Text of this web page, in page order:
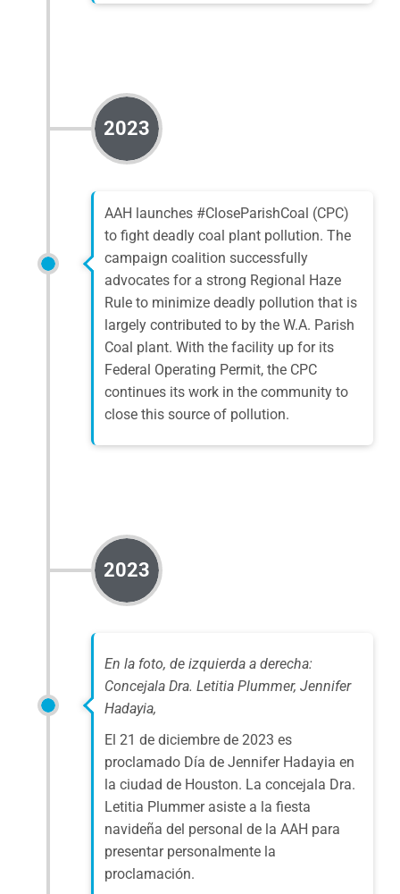
2023
AAH launches #CloseParishCoal (CPC)
to fight deadly coal plant pollution. The
campaign coalition successfully
advocates for a strong Regional Haze
Rule to minimize deadly pollution that is
largely contributed to by the W.A. Parish
Coal plant. With the facility up for its
Federal Operating Permit, the CPC
continues its work in the community to
close this source of pollution.
2023
En la foto, de izquierda a derecha:
Concejala Dra. Letitia Plummer, Jennifer
Hadayia,
El 21 de diciembre de 2023 es
proclamado Día de Jennifer Hadayia en
la ciudad de Houston. La concejala Dra.
Letitia Plummer asiste a la fiesta
navideña del personal de la AAH para
presentar personalmente la
proclamación.